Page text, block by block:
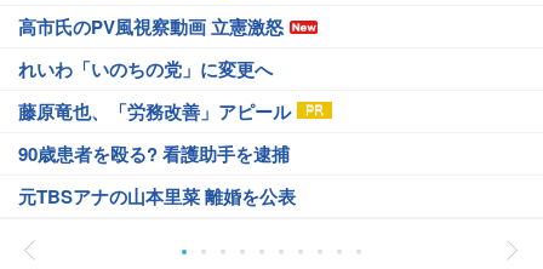
高市氏のPV風視察動画 立憲激怒
れいわ「いのちの党」に変更へ
藤原竜也、「労務改善」アピール
90歳患者を殴る? 看護助手を逮捕
元TBSアナの山本里菜 離婚を公表